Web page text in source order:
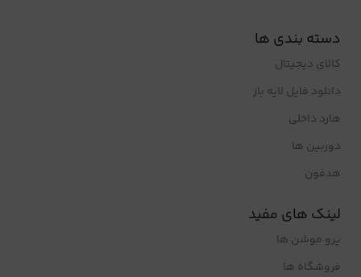
دسته بندی ها
کالای دیجیتال
دانلود فایل لایه باز
هارد داخلی
دوربین ها
هدفون
لینک های مفید
پرو موشن ها
فروشگاه ها